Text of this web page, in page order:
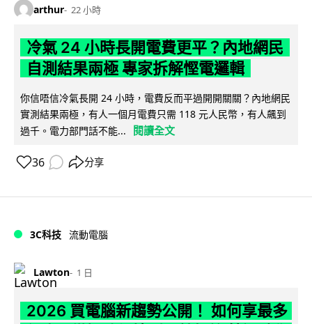
arthur 22 小時
冷氣 24 小時長開電費更平？內地網民
自測結果兩極 專家拆解慳電邏輯
你信唔信冷氣長開 24 小時，電費反而平過開開關關？內地網民
實測結果兩極，有人一個月電費只需 118 元人民幣，有人飆到
過千。電力部門話不能...
閱讀全文
36 分享
3C科技 流動電腦
Lawton 1 日
2026 買電腦新趨勢公開！ 如何享最多